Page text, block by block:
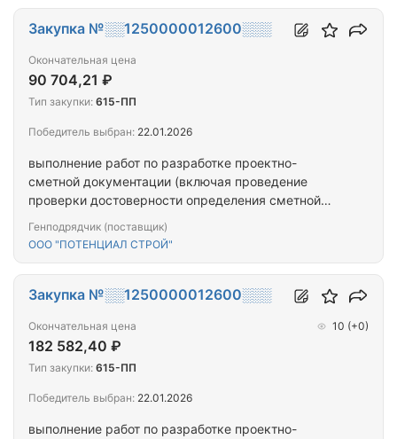
106.
выполнение работ по разработке проектно-
сметной документации (включая проведение
проверки достоверности определения сметной
ремонту (замене) лифтового оборудования,
многоквартирного дома, расположенном по
адресу: Республика Тыва, г. Кызыл, ул. Бай-
Генподрядчик (поставщик)
ООО "ПОТЕНЦИАЛ СТРОЙ"
Закупка №░░1250000012600░░░
Окончательная цена
90 704,21 ₽
Тип закупки: 615-ПП
Победитель выбран: 22.01.2026
выполнение работ по разработке проектно-
Закупка №░░1250000012600░░░
Окончательная цена
182 582,40 ₽
10 (+0)
Тип закупки: 615-ПП
Победитель выбран: 22.01.2026